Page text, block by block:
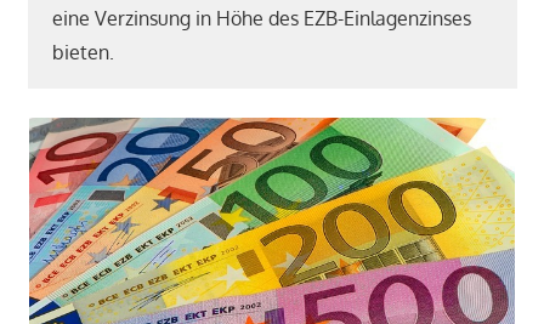
eine Verzinsung in Höhe des EZB-Einlagenzinses
bieten.